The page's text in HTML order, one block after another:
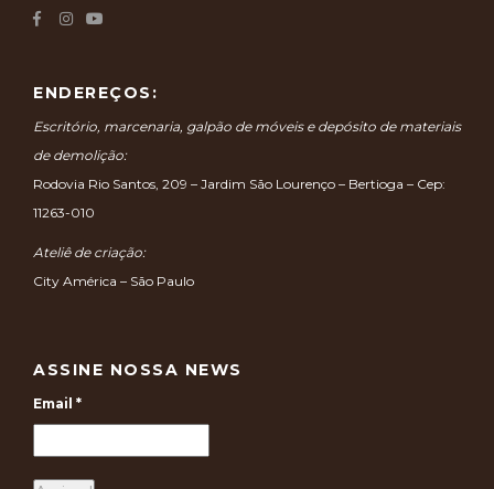
ENDEREÇOS:
Escritório, marcenaria, galpão de móveis e depósito de materiais
de demolição:
Rodovia Rio Santos, 209 – Jardim São Lourenço – Bertioga – Cep:
11263-010
Ateliê de criação:
City América – São Paulo
ASSINE NOSSA NEWS
Email *